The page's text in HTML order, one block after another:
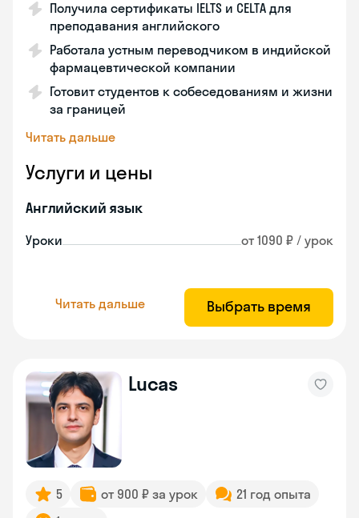
Получила сертификаты IELTS и CELTA для
преподавания английского
Работала устным переводчиком в индийской
фармацевтической компании
Готовит студентов к собеседованиям и жизни
за границей
Читать дальше
Услуги и цены
Английский язык
Уроки от 1090 ₽ / урок
Читать дальше Выбрать время
Lucas
5 от 900 ₽ за урок
21 год опыта